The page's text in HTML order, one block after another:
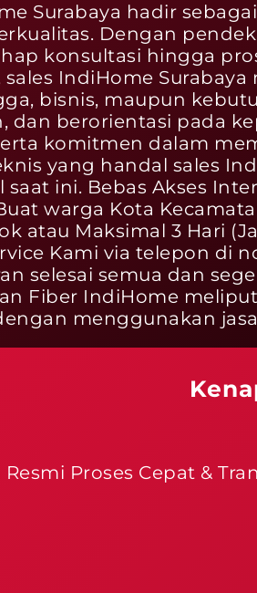
Surabaya hadir
Dengan
konsultasi hingga
sales IndiHome
bisnis, maupun
dan berorientasi pada
komitmen dalam
yang handal sales
saat ini. Bebas Akses
warga Kota
atau Maksimal 3 Hari
Kami via telepon di
selesai semua dan
Fiber IndiHome
menggunakan
Proses Cepat &